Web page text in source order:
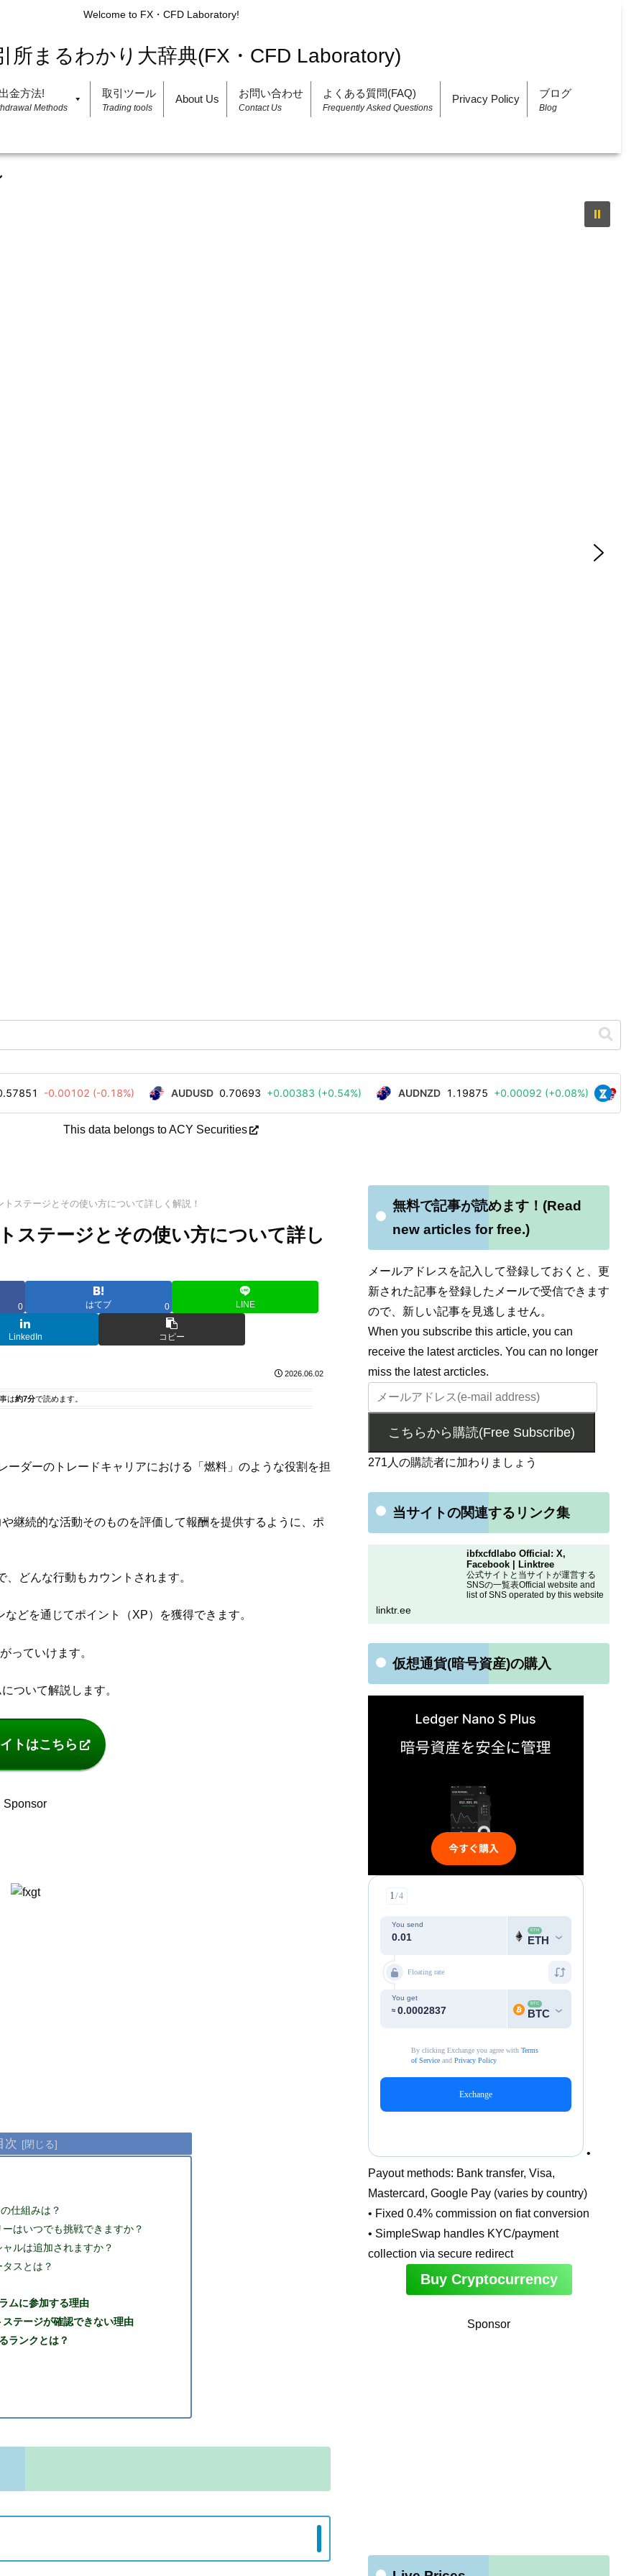
Welcome to FX・CFD Laboratory!
金方法!
Methods
取引ツール
Trading tools
About Us お問い合わせ
Contact Us
よくある質問(FAQ)
Frequently Asked Questions
Privacy Policy ブログ
Blog
This data belongs to ACY Securities
ステージとその使い方について詳しく解説！
ステージとその使い方について詳し
0 はてブ 0 LINE
LinkedIn コピー
2026.06.02
は約7分で読めます。
ダーのトレードキャリアにおける「燃料」のような役割を担
継続的な活動そのものを評価して報酬を提供するように、ポ
どんな行動もカウントされます。
どを通じてポイント（XP）を獲得できます。
っていけます。
ついて解説します。
トはこちら
Sponsor
次
仕組みは？
はいつでも挑戦できますか？
ルは追加されますか？
スとは？
ムに参加する理由
テージが確認できない理由
ランクとは？
無料で記事が読めます！(Read
new articles for free.)
メールアドレスを記入して登録しておくと、更
新された記事を登録したメールで受信できます
ので、新しい記事を見逃しません。
When you subscribe this article, you can
receive the latest arcticles. You can no longer
miss the latest arcticles.
こちらから購読(Free Subscribe)
271人の購読者に加わりましょう
当サイトの関連するリンク集
ibfxcfdlabo Official: X,
Facebook | Linktree
公式サイトと当サイトが運営する
SNSの一覧表Official website and
list of SNS operated by this website
linktr.ee
仮想通貨(暗号資産)の購入
•
Payout methods: Bank transfer, Visa,
Mastercard, Google Pay (varies by country)
• Fixed 0.4% commission on fiat conversion
• SimpleSwap handles KYC/payment
collection via secure redirect
Buy Cryptocurrency
Sponsor